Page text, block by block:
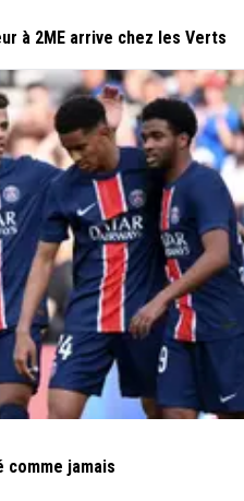
à 2ME arrive chez les Verts
comme jamais